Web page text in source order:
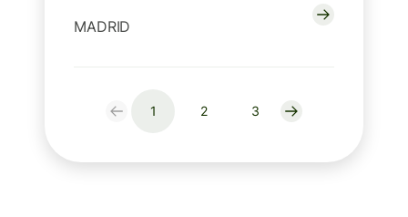
MADRID
1 2 3